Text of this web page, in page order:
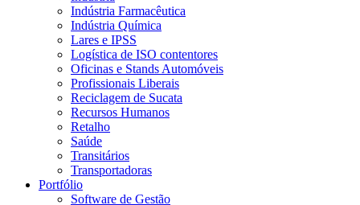
Indústria Farmacêutica
Indústria Química
Lares e IPSS
Logística de ISO contentores
Oficinas e Stands Automóveis
Profissionais Liberais
Reciclagem de Sucata
Recursos Humanos
Retalho
Saúde
Transitários
Transportadoras
Portfólio
Software de Gestão